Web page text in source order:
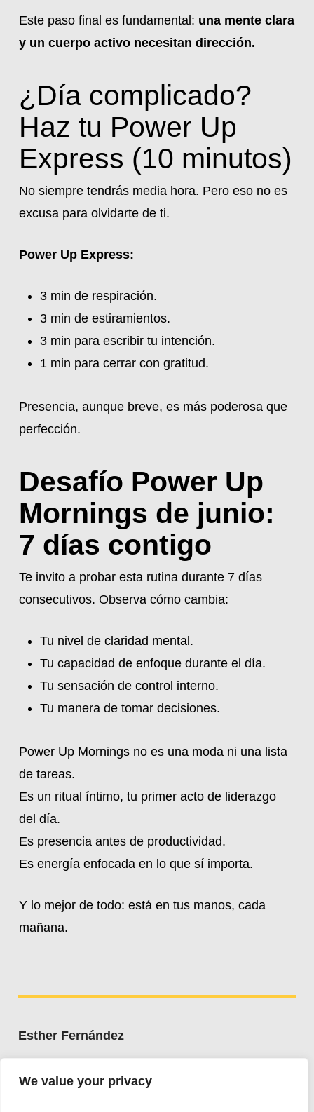
We value your privacy
Este paso final es fundamental: una mente clara
y un cuerpo activo necesitan dirección.
¿Día complicado?
Haz tu Power Up
Express (10 minutos)
No siempre tendrás media hora. Pero eso no es
excusa para olvidarte de ti.
Power Up Express:
3 min de respiración.
3 min de estiramientos.
3 min para escribir tu intención.
1 min para cerrar con gratitud.
Presencia, aunque breve, es más poderosa que
perfección.
Desafío Power Up
Mornings de junio:
7 días contigo
Te invito a probar esta rutina durante 7 días
consecutivos. Observa cómo cambia:
Tu nivel de claridad mental.
Tu capacidad de enfoque durante el día.
Tu sensación de control interno.
Tu manera de tomar decisiones.
Power Up Mornings no es una moda ni una lista
de tareas.
Es un ritual íntimo, tu primer acto de liderazgo
del día.
Es presencia antes de productividad.
Es energía enfocada en lo que sí importa.
Y lo mejor de todo: está en tus manos, cada
mañana.
Esther Fernández
esther@estherfdez.es